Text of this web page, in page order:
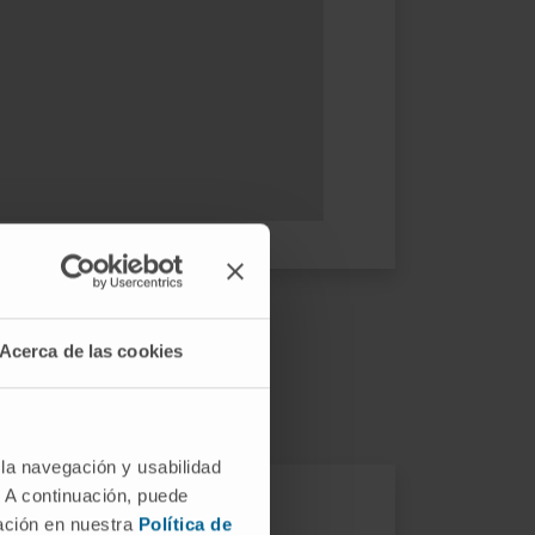
de las cookies
navegación y usabilidad
continuación, puede
en nuestra Política de